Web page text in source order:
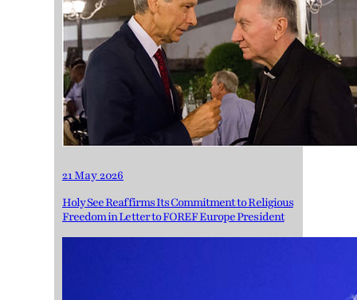
21 May 2026
Holy See Reaffirms Its Commitment to Religious
Freedom in Letter to FOREF Europe President